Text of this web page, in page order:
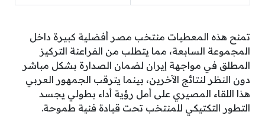
تمنح هذه المعطيات منتخب مصر أفضلية كبيرة داخل
المجموعة السابعة، مما يتطلب من الفراعنة التركيز
المطلق في مواجهة إيران لضمان الصدارة بشكل مباشر
دون النظر لنتائج الآخرين، بينما يترقب الجمهور العربي
هذا اللقاء المصيري على أمل رؤية أداء بطولي يجسد
التطور التكتيكي للمنتخب تحت قيادة فنية طموحة.